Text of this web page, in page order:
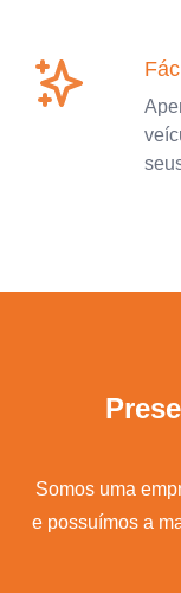
Somos uma
e possuímos a